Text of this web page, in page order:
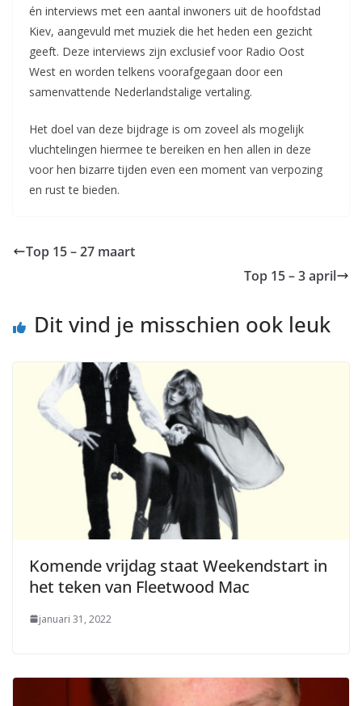
én interviews met een aantal inwoners uit de hoofdstad
Kiev, aangevuld met muziek die het heden een gezicht
geeft. Deze interviews zijn exclusief voor Radio Oost
West en worden telkens voorafgegaan door een
samenvattende Nederlandstalige vertaling.
Het doel van deze bijdrage is om zoveel als mogelijk
vluchtelingen hiermee te bereiken en hen allen in deze
voor hen bizarre tijden even een moment van verpozing
en rust te bieden.
Top 15 – 27 maart
Top 15 – 3 april
Dit vind je misschien ook leuk
Komende vrijdag staat Weekendstart in
het teken van Fleetwood Mac
januari 31, 2022